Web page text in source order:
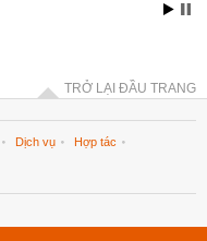
TRỞ LẠI ĐẦU TRANG